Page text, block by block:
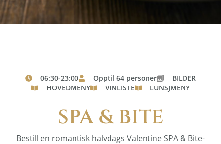
06:30-23:00 Opptil 64 personer
BILDER
HOVEDMENY
VINLISTE LUNSJMENY
SPA & BITE
Bestill en romantisk halvdags Valentine SPA & Bite-